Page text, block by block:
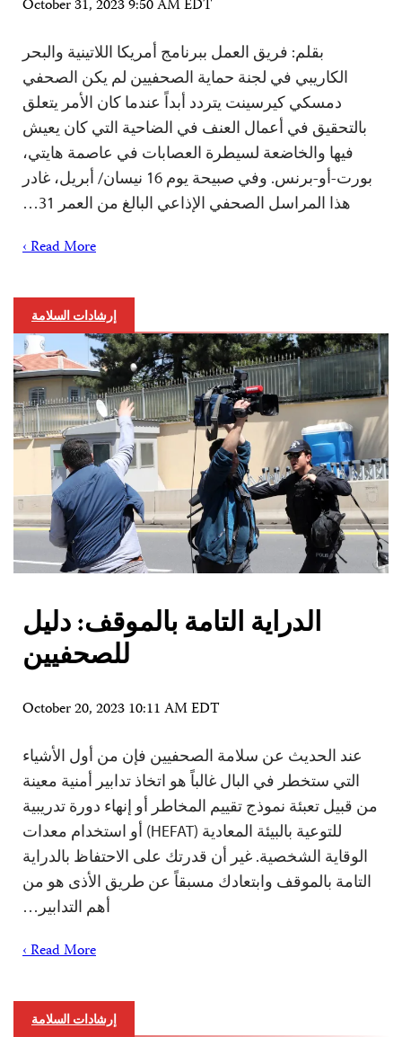
October 31, 2023 9:50 AM EDT
بقلم: فريق العمل ببرنامج أمريكا اللاتينية والبحر
الكاريبي في لجنة حماية الصحفيين لم يكن الصحفي
دمسكي كيرسينت يتردد أبداً عندما كان الأمر يتعلق
بالتحقيق في أعمال العنف في الضاحية التي كان يعيش
فيها والخاضعة لسيطرة العصابات في عاصمة هايتي،
بورت-أو-برنس. وفي صبيحة يوم 16 نيسان/ أبريل، غادر
هذا المراسل الصحفي الإذاعي البالغ من العمر 31…
Read More ›
إرشادات السلامة
الدراية التامة بالموقف: دليل
للصحفيين
October 20, 2023 10:11 AM EDT
عند الحديث عن سلامة الصحفيين فإن من أول الأشياء
التي ستخطر في البال غالباً هو اتخاذ تدابير أمنية معينة
من قبيل تعبئة نموذج تقييم المخاطر أو إنهاء دورة تدريبية
للتوعية بالبيئة المعادية (HEFAT) أو استخدام معدات
الوقاية الشخصية. غير أن قدرتك على الاحتفاظ بالدراية
التامة بالموقف وابتعادك مسبقاً عن طريق الأذى هو من
أهم التدابير…
Read More ›
إرشادات السلامة